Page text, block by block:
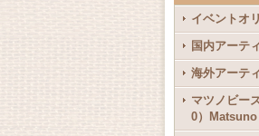
イベントオ
国内アーテ
海外アーテ
マツノビー
0）